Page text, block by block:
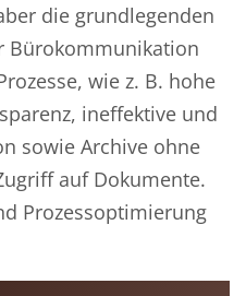
die grundlegenden
Bürokommunikation
wie z. B. hohe
ineffektive und
sowie Archive ohne
auf Dokumente.
Prozessoptimierung